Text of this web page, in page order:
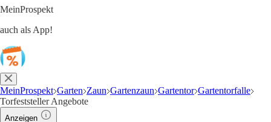
MeinProspekt
auch als App!
MeinProspekt Garten Zaun Gartenzaun Gartentor Gartentorfalle
Torfeststeller Angebote
Anzeigen